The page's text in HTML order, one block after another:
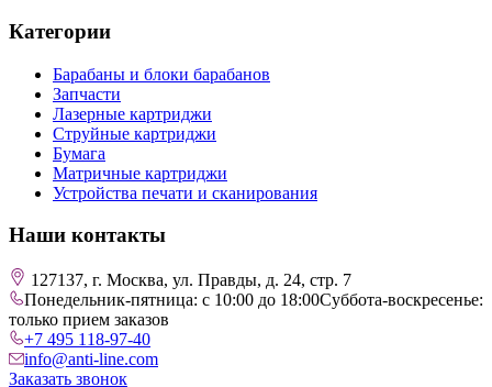
Категории
Барабаны и блоки барабанов
Запчасти
Лазерные картриджи
Струйные картриджи
Бумага
Матричные картриджи
Устройства печати и сканирования
Наши контакты
127137, г. Москва, ул. Правды, д. 24, стр. 7
Понедельник-пятница: с 10:00 до 18:00Суббота-воскресенье:
только прием заказов
+7 495 118-97-40
info@anti-line.com
Заказать звонок